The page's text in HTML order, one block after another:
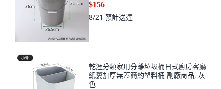
$156
8/21 預計送達
乾溼分類家用分離垃圾桶日式廚房客廳
紙簍加厚無蓋簡約塑料桶 副廠商品, 灰
色